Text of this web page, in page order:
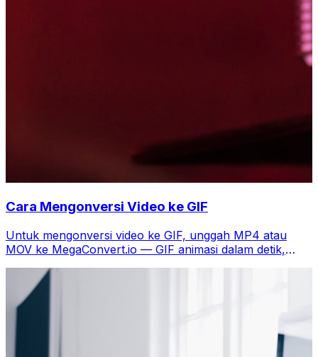
Cara Mengonversi Video ke GIF
Untuk mengonversi video ke GIF, unggah MP4 atau
MOV ke MegaConvert.io — GIF animasi dalam detik,